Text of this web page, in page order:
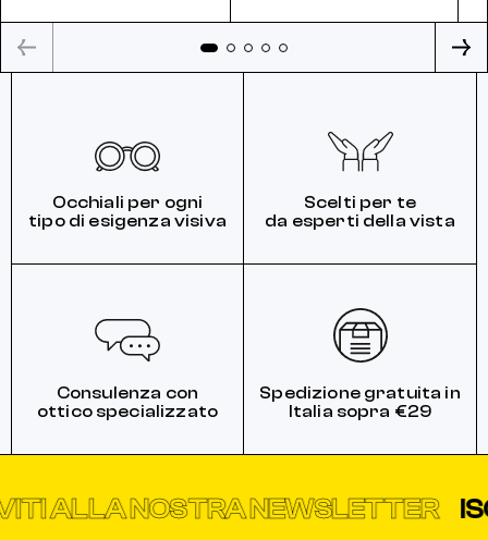
Occhiali per ogni
tipo di esigenza visiva
Scelti per te
da esperti della vista
Consulenza con
ottico specializzato
Spedizione gratuita in
Italia sopra €29
ALLA NOSTRA NEWSLETTER